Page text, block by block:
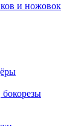
и ножовок